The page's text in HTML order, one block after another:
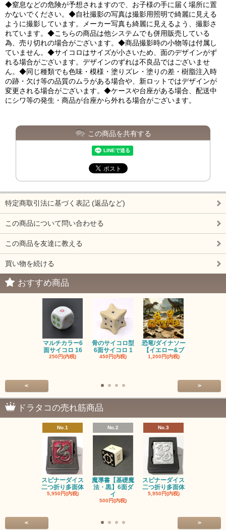
◆窒息などの危険が予想されますので、お子様の手に届く場所に置
かないでください。◆自社撮影の写真は撮影用照明で綺麗に見える
ように撮影しています。メーカー写真も綺麗に見えるよう、撮影さ
れています。◆こちらの商品は他システムでも併用販売している
為、売り切れの場合がございます。◆商品撮影時の小物等は付属し
ていません。◆サイコロはサイズが小さいため、面のデザインがず
れる場合がございます。デザインのずれは不良品ではございませ
ん。◆同じ種類でも色味・模様・塗りズレ・塗りの差・樹脂注入時
の跡・欠け等の品質のムラがある場合や、新ロットではデザインが
変更される場合がございます。◆ケースや台座がある場合、配送中
にシワ等の発生・商品が台座から外れる場合がございます。
この商品を共有する
特定商取引法に基づく表記 (返品など)
この商品について問い合わせる
この商品を友達に教える
買い物を続ける
おすすめ商品
マルチカラー6
面サイコロ 16
250円(内税)
骨のサイコロ型
6面サイコロ 1
450円(内税)
恐竜/ダイナソー
【イエロー&ブ
1,200円(内税)
< >
ドラタコの売れ筋商品
No.1
スピナーダイス
二つ折り多面体
5,950円(内税)
No.2
魔導書【基礎魔
法・黒】6面ダ
イ
500円(内税)
No.3
スピナーダイス
二つ折り多面体
5,950円(内税)
< >